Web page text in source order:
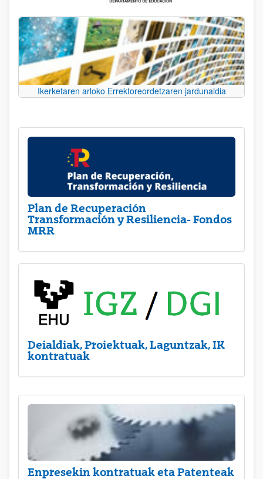
Ikerketaren arloko Errektoreordetzaren jardunaldia
Plan de Recuperación
Transformación y Resiliencia- Fondos
MRR
Deialdiak, Proiektuak, Laguntzak, IK
kontratuak
Enpresekin kontratuak eta Patenteak